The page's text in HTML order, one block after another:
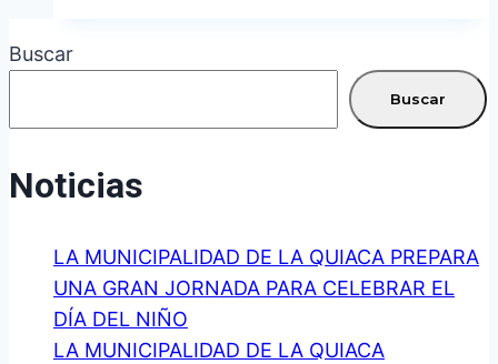
CENTENARIO
PARA
DE
LOS
e-
SPORTS
Buscar
Buscar
Noticias
LA MUNICIPALIDAD DE LA QUIACA PREPARA
UNA GRAN JORNADA PARA CELEBRAR EL
DÍA DEL NIÑO
LA MUNICIPALIDAD DE LA QUIACA